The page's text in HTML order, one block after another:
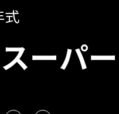
式
ーパ